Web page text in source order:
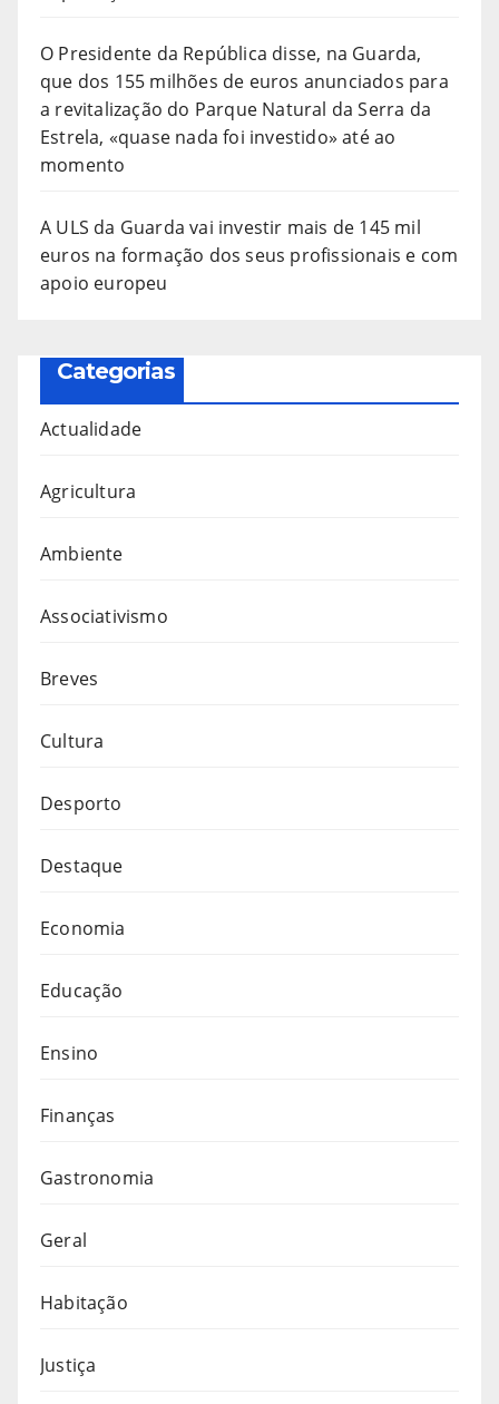
O Presidente da República disse, na Guarda,
que dos 155 milhões de euros anunciados para
a revitalização do Parque Natural da Serra da
Estrela, «quase nada foi investido» até ao
momento
A ULS da Guarda vai investir mais de 145 mil
euros na formação dos seus profissionais e com
apoio europeu
Categorias
Actualidade
Agricultura
Ambiente
Associativismo
Breves
Cultura
Desporto
Destaque
Economia
Educação
Ensino
Finanças
Gastronomia
Geral
Habitação
Justiça